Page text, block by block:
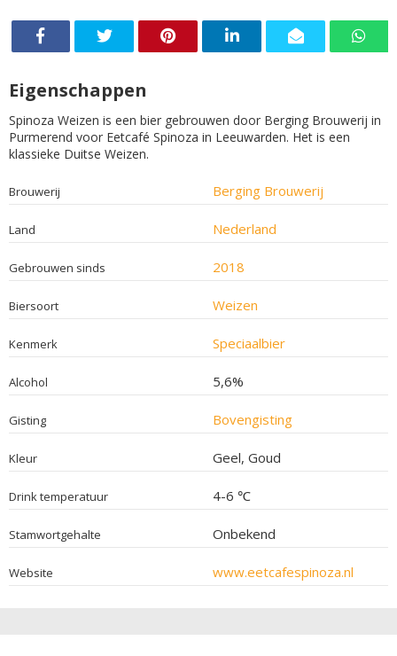
Eigenschappen
Spinoza Weizen is een bier gebrouwen door Berging Brouwerij in
Purmerend voor Eetcafé Spinoza in Leeuwarden. Het is een
klassieke Duitse Weizen.
Brouwerij Berging Brouwerij
Land Nederland
Gebrouwen sinds 2018
Biersoort Weizen
Kenmerk Speciaalbier
Alcohol 5,6%
Gisting Bovengisting
Kleur Geel, Goud
Drink temperatuur 4-6 ℃
Stamwortgehalte Onbekend
Website www.eetcafespinoza.nl